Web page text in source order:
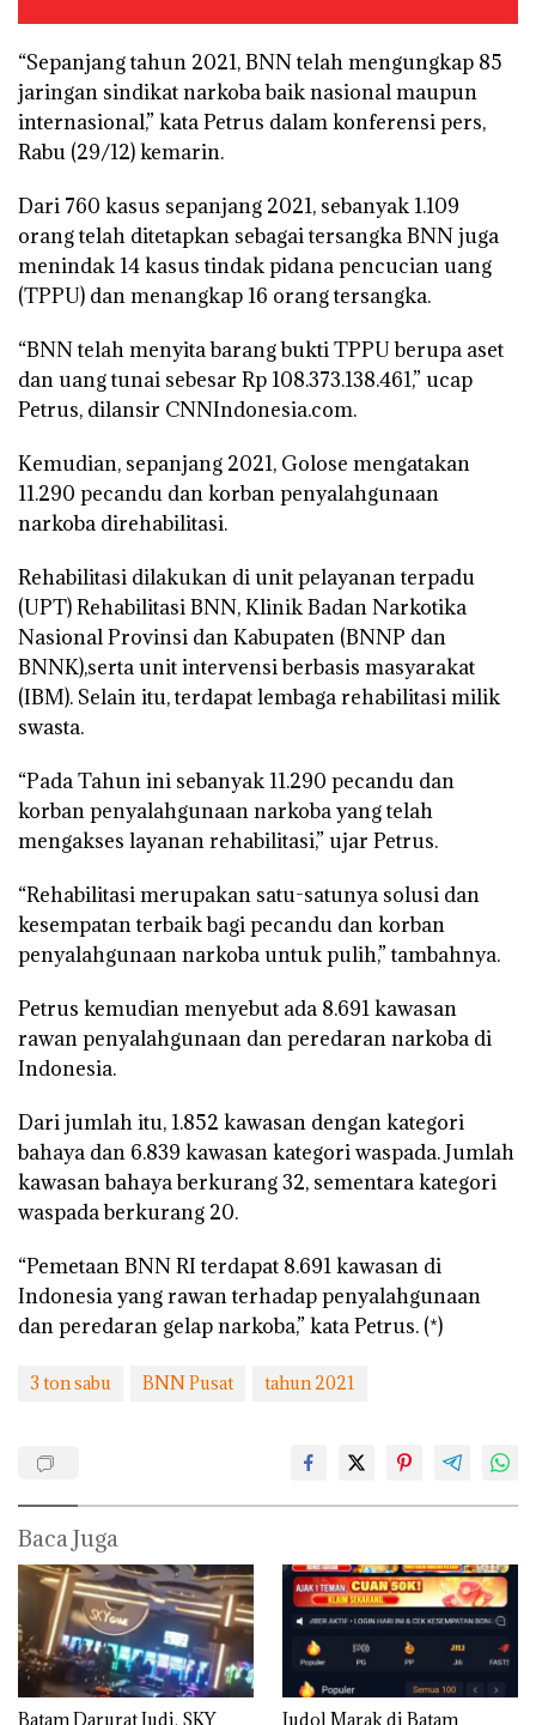
“Sepanjang tahun 2021, BNN telah mengungkap 85
jaringan sindikat narkoba baik nasional maupun
internasional,” kata Petrus dalam konferensi pers,
Rabu (29/12) kemarin.
Dari 760 kasus sepanjang 2021, sebanyak 1.109
orang telah ditetapkan sebagai tersangka BNN juga
menindak 14 kasus tindak pidana pencucian uang
(TPPU) dan menangkap 16 orang tersangka.
“BNN telah menyita barang bukti TPPU berupa aset
dan uang tunai sebesar Rp 108.373.138.461,” ucap
Petrus, dilansir CNNIndonesia.com.
Kemudian, sepanjang 2021, Golose mengatakan
11.290 pecandu dan korban penyalahgunaan
narkoba direhabilitasi.
Rehabilitasi dilakukan di unit pelayanan terpadu
(UPT) Rehabilitasi BNN, Klinik Badan Narkotika
Nasional Provinsi dan Kabupaten (BNNP dan
BNNK),serta unit intervensi berbasis masyarakat
(IBM). Selain itu, terdapat lembaga rehabilitasi milik
swasta.
“Pada Tahun ini sebanyak 11.290 pecandu dan
korban penyalahgunaan narkoba yang telah
mengakses layanan rehabilitasi,” ujar Petrus.
“Rehabilitasi merupakan satu-satunya solusi dan
kesempatan terbaik bagi pecandu dan korban
penyalahgunaan narkoba untuk pulih,” tambahnya.
Petrus kemudian menyebut ada 8.691 kawasan
rawan penyalahgunaan dan peredaran narkoba di
Indonesia.
Dari jumlah itu, 1.852 kawasan dengan kategori
bahaya dan 6.839 kawasan kategori waspada. Jumlah
kawasan bahaya berkurang 32, sementara kategori
waspada berkurang 20.
“Pemetaan BNN RI terdapat 8.691 kawasan di
Indonesia yang rawan terhadap penyalahgunaan
dan peredaran gelap narkoba,” kata Petrus. (*)
3 ton sabu BNN Pusat tahun 2021
Baca Juga
Batam Darurat Judi, SKY Judol Marak di Batam